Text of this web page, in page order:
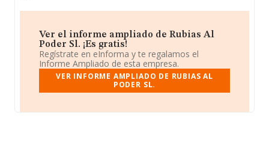
Ver el informe ampliado de Rubias Al
Poder Sl. ¡Es gratis!
Regístrate en eInforma y te regalamos el
Informe Ampliado de esta empresa.
VER INFORME AMPLIADO DE RUBIAS AL
PODER SL.